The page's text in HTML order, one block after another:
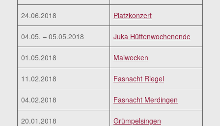
24.06.2018 Platzkonzert
04.05. – 05.05.2018 Juka Hüttenwochenende
01.05.2018 Maiwecken
11.02.2018 Fasnacht Riegel
04.02.2018 Fasnacht Merdingen
20.01.2018 Grümpelsingen